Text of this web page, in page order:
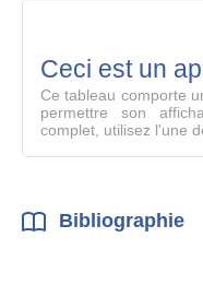
Ceci est un
Ce tableau comporte
permettre son
complet, utilisez l'une
Bibliographie